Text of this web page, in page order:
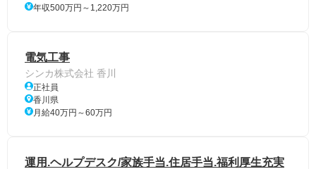
年収500万円～1,220万円
電気工事
シンカ株式会社 香川
正社員
香川県
月給40万円～60万円
運用.ヘルプデスク/家族手当.住居手当.福利厚生充実